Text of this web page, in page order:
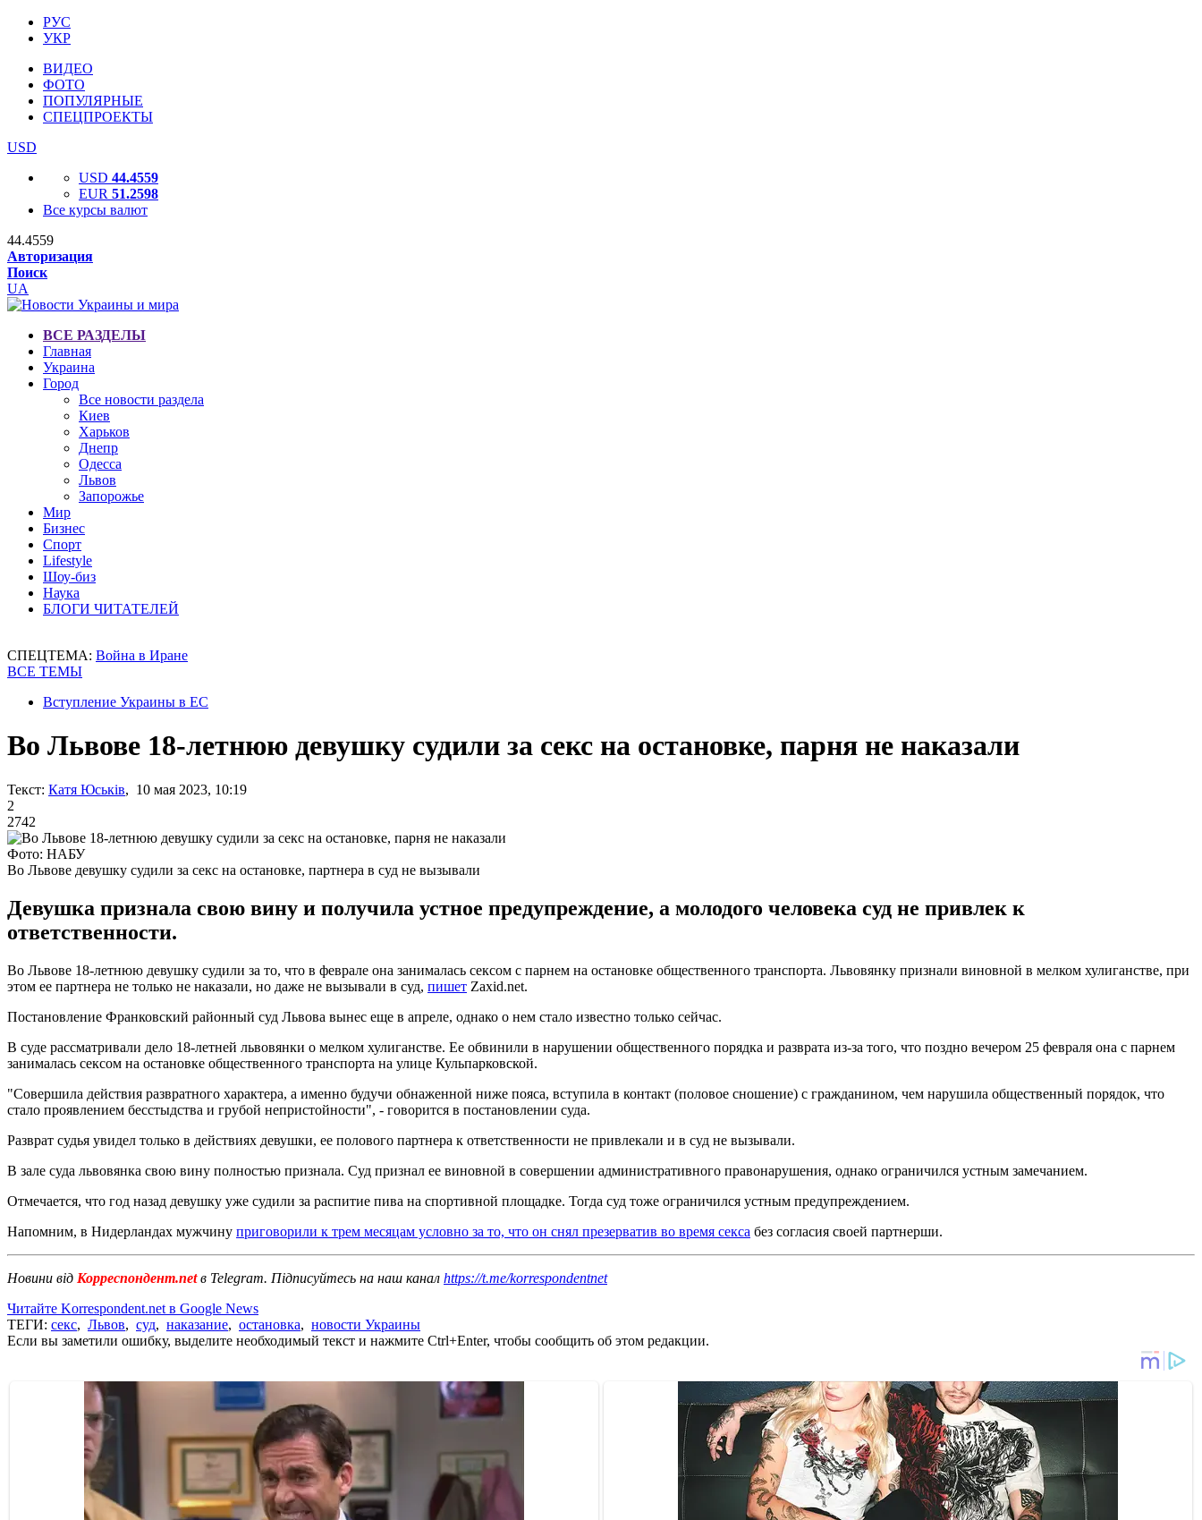
РУС
УКР
ВИДЕО
ФОТО
ПОПУЛЯРНЫЕ
СПЕЦПРОЕКТЫ
USD
USD 44.4559
EUR 51.2598
Все курсы валют
44.4559
Авторизация
Поиск
UA
ВСЕ РАЗДЕЛЫ
Главная
Украина
Город
Все новости раздела
Киев
Харьков
Днепр
Одесса
Львов
Запорожье
Мир
Бизнес
Спорт
Lifestyle
Шоу-биз
Наука
БЛОГИ ЧИТАТЕЛЕЙ
СПЕЦТЕМА: Война в Иране
ВСЕ ТЕМЫ
Вступление Украины в ЕС
Во Львове 18-летнюю девушку судили за секс на остановке, парня не наказали
Текст: Катя Юськів, 10 мая 2023, 10:19
2
2742
Фото: НАБУ
Во Львове девушку судили за секс на остановке, партнера в суд не вызывали
Девушка признала свою вину и получила устное предупреждение, а молодого человека суд не привлек к
ответственности.
Во Львове 18-летнюю девушку судили за то, что в феврале она занималась сексом с парнем на остановке общественного транспорта. Львовянку признали виновной в мелком хулиганстве, при
этом ее партнера не только не наказали, но даже не вызывали в суд, пишет Zaxid.net.
Постановление Франковский районный суд Львова вынес еще в апреле, однако о нем стало известно только сейчас.
В суде рассматривали дело 18-летней львовянки о мелком хулиганстве. Ее обвинили в нарушении общественного порядка и разврата из-за того, что поздно вечером 25 февраля она с парнем
занималась сексом на остановке общественного транспорта на улице Кульпарковской.
"Совершила действия развратного характера, а именно будучи обнаженной ниже пояса, вступила в контакт (половое сношение) с гражданином, чем нарушила общественный порядок, что
стало проявлением бесстыдства и грубой непристойности", - говорится в постановлении суда.
Разврат судья увидел только в действиях девушки, ее полового партнера к ответственности не привлекали и в суд не вызывали.
В зале суда львовянка свою вину полностью признала. Суд признал ее виновной в совершении административного правонарушения, однако ограничился устным замечанием.
Отмечается, что год назад девушку уже судили за распитие пива на спортивной площадке. Тогда суд тоже ограничился устным предупреждением.
Напомним, в Нидерландах мужчину приговорили к трем месяцам условно за то, что он снял презерватив во время секса без согласия своей партнерши.
Новини від Корреспондент.netв Telegram. Підписуйтесь на наш канал https://t.me/korrespondentnet
Читайте Korrespondent.net в Google News
ТЕГИ: секс, Львов, суд, наказание, остановка, новости Украины
Если вы заметили ошибку, выделите необходимый текст и нажмите Ctrl+Enter, чтобы сообщить об этом редакции.